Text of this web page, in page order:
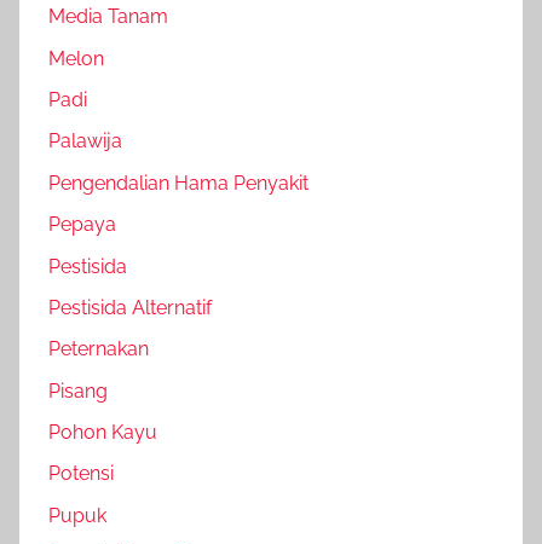
Media Tanam
Melon
Padi
Palawija
Pengendalian Hama Penyakit
Pepaya
Pestisida
Pestisida Alternatif
Peternakan
Pisang
Pohon Kayu
Potensi
Pupuk